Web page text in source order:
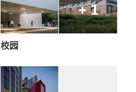
+ 1
校园